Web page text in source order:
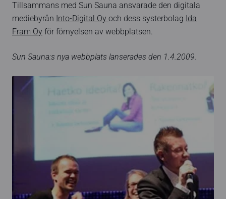
Tillsammans med Sun Sauna ansvarade den digitala
mediebyrån Into-Digital Oy och dess systerbolag Ida
Fram Oy för förnyelsen av webbplatsen.
Sun Sauna:s nya webbplats lanserades den 1.4.2009.